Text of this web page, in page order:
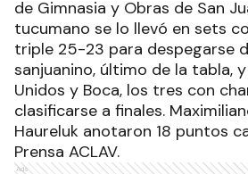
de Gimnasia y Obras de San
tucumano se lo llevó en sets
triple 25-23 para despegarse
sanjuanino, último de la tabla,
Unidos y Boca, los tres con
clasificarse a finales.
Haureluk anotaron 18 puntos
Prensa ACLAV.
Ads